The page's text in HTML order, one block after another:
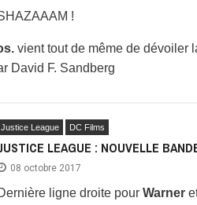
!
vient tout de même de dévoiler
David F. Sandberg
Justice League DC Films
LEAGUE : NOUVELLE
08 octobre 2017
ligne droite pour Warner